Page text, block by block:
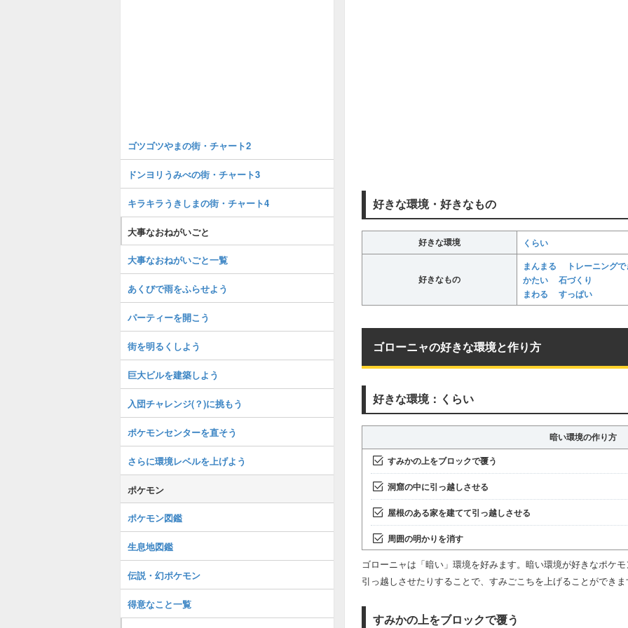
好きな環境・好きなもの
好きな環境 くらい
好きなもの
まんまる
トレーニング
かたい
石づくり
まわる
すっぱい
ゴローニャの好きな環境と作り方
好きな環境：くらい
暗い環境の作り方
すみかの上をブロックで覆う
洞窟の中に引っ越しさせる
屋根のある家を建てて引っ越しさせる
周囲の明かりを消す
ゴローニャは「暗い」環境を好みます。暗い環境が好きなポケ
引っ越しさせたりすることで、すみごこちを上げることができ
すみかの上をブロックで覆う
ゴツゴツやまの街・チャート2
ドンヨリうみべの街・チャート3
キラキラうきしまの街・チャート4
大事なおねがいごと
大事なおねがいごと一覧
あくびで雨をふらせよう
パーティーを開こう
街を明るくしよう
巨大ビルを建築しよう
入団チャレンジ(？)に挑もう
ポケモンセンターを直そう
さらに環境レベルを上げよう
ポケモン
ポケモン図鑑
生息地図鑑
伝説・幻ポケモン
得意なこと一覧